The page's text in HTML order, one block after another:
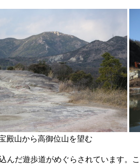
殿山から高御位山を望む
だ遊歩道がめぐらされています。